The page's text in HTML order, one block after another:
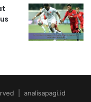
| analisapagi.id